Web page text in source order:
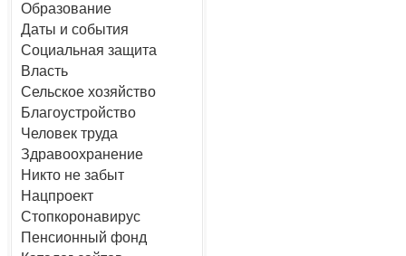
Образование
Даты и события
Социальная защита
Власть
Сельское хозяйство
Благоустройство
Человек труда
Здравоохранение
Никто не забыт
Нацпроект
Стопкоронавирус
Пенсионный фонд